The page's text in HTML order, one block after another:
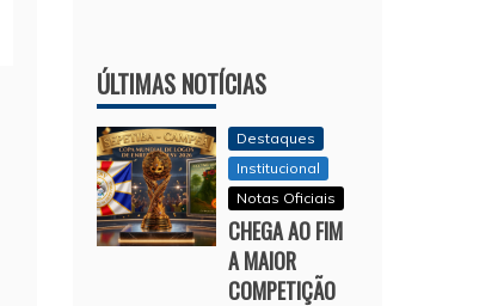
ÚLTIMAS NOTÍCIAS
Destaques
Institucional
Notas Oficiais
CHEGA AO FIM
A MAIOR
COMPETIÇÃO